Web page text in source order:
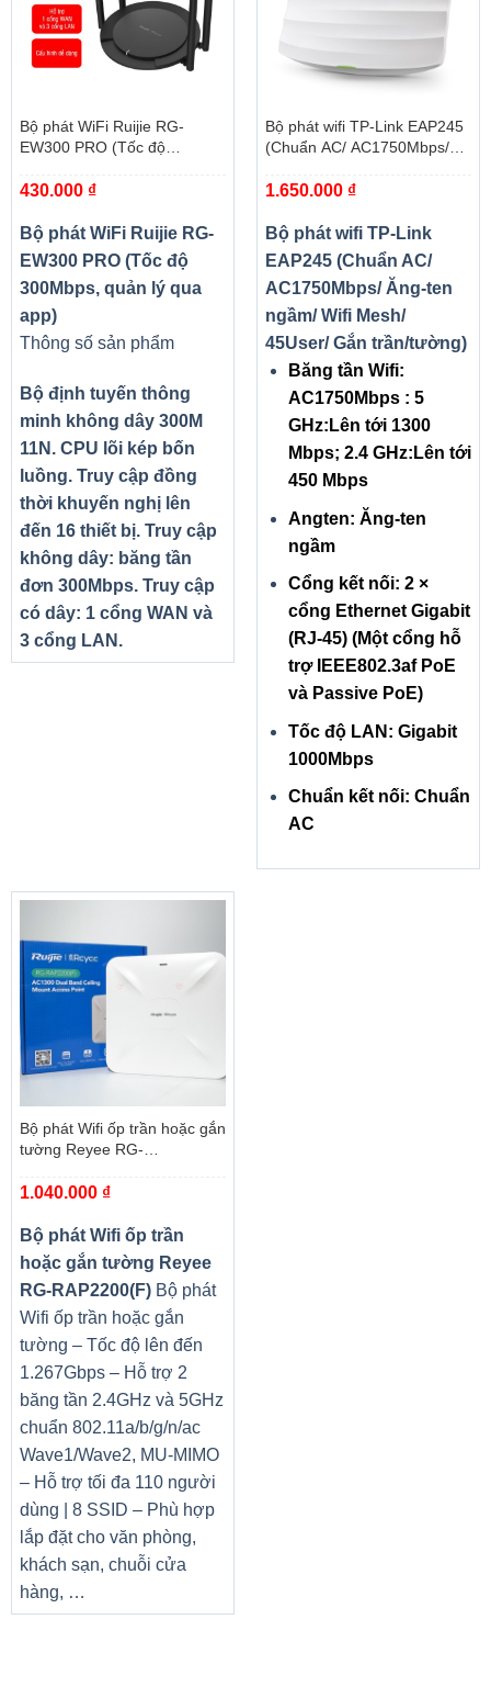
Bộ phát WiFi Ruijie RG-
EW300 PRO (Tốc độ
430.000 ₫
Bộ phát WiFi Ruijie RG-
EW300 PRO (Tốc độ
300Mbps, quản lý qua
app)
Thông số sản phẩm
Bộ định tuyến thông
minh không dây 300M
11N. CPU lõi kép bốn
luồng. Truy cập đồng
thời khuyến nghị lên
đến 16 thiết bị. Truy cập
không dây: băng tần
đơn 300Mbps. Truy cập
có dây: 1 cổng WAN và
3 cổng LAN.
Bộ phát wifi TP-Link EAP245
(Chuẩn AC/ AC1750Mbps/
45User/ Gắn trần/tường)
1.650.000 ₫
Bộ phát wifi TP-Link
EAP245 (Chuẩn AC/
AC1750Mbps/ Ăng-ten
ngầm/ Wifi Mesh/
45User/ Gắn trần/tường)
Băng tần Wifi:
AC1750Mbps : 5
GHz:Lên tới 1300
Mbps; 2.4 GHz:Lên tới
450 Mbps
Angten: Ăng-ten
ngầm
Cổng kết nối: 2 ×
cổng Ethernet Gigabit
(RJ-45) (Một cổng hỗ
trợ IEEE802.3af PoE
và Passive PoE)
Tốc độ LAN: Gigabit
1000Mbps
Chuẩn kết nối: Chuẩn
AC
Bộ phát Wifi ốp trần hoặc gắn
tường Reyee RG-
1.040.000 ₫
Bộ phát Wifi ốp trần
hoặc gắn tường Reyee
RG-RAP2200(F)Bộ phát
Wifi ốp trần hoặc gắn
tường – Tốc độ lên đến
1.267Gbps – Hỗ trợ 2
băng tần 2.4GHz và 5GHz
chuẩn 802.11a/b/g/n/ac
Wave1/Wave2, MU-MIMO
– Hỗ trợ tối đa 110 người
dùng | 8 SSID – Phù hợp
lắp đặt cho văn phòng,
khách sạn, chuỗi cửa
hàng, …